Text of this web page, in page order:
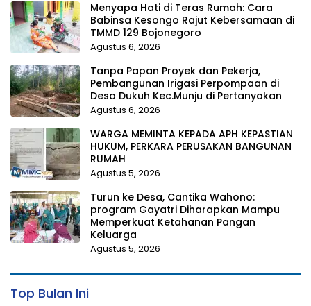
Menyapa Hati di Teras Rumah: Cara
Babinsa Kesongo Rajut Kebersamaan di
TMMD 129 Bojonegoro
Agustus 6, 2026
Tanpa Papan Proyek dan Pekerja,
Pembangunan Irigasi Perpompaan di
Desa Dukuh Kec.Munju di Pertanyakan
Agustus 6, 2026
WARGA MEMINTA KEPADA APH KEPASTIAN
HUKUM, PERKARA PERUSAKAN BANGUNAN
RUMAH
Agustus 5, 2026
Turun ke Desa, Cantika Wahono:
program Gayatri Diharapkan Mampu
Memperkuat Ketahanan Pangan
Keluarga
Agustus 5, 2026
Top Bulan Ini